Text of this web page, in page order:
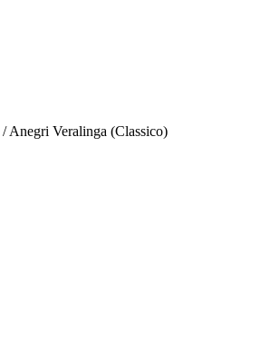
/Anegri Veralinga (Classico)